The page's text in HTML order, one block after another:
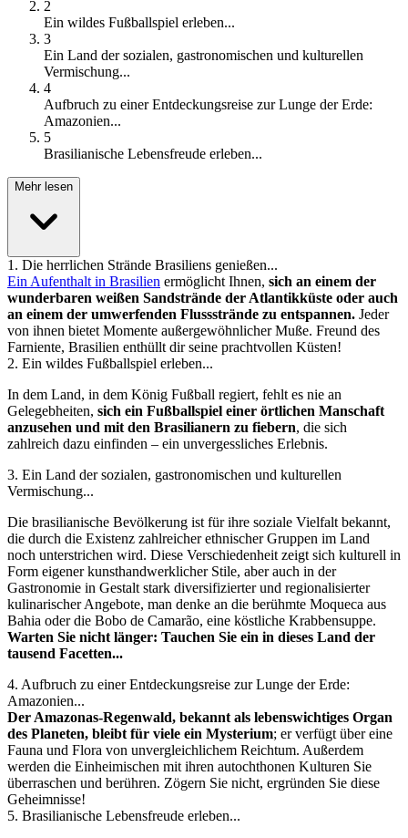
2
Ein wildes Fußballspiel erleben...
3
Ein Land der sozialen, gastronomischen und kulturellen
Vermischung...
4
Aufbruch zu einer Entdeckungsreise zur Lunge der Erde:
Amazonien...
5
Brasilianische Lebensfreude erleben...
Mehr lesen
1 . Die herrlichen Strände Brasiliens genießen...
Ein Aufenthalt in Brasilien ermöglicht Ihnen, sich an einem der
wunderbaren weißen Sandstrände der Atlantikküste oder auch
an einem der umwerfenden Flussstrände zu entspannen. Jeder
von ihnen bietet Momente außergewöhnlicher Muße. Freund des
Farniente, Brasilien enthüllt dir seine prachtvollen Küsten!
2. Ein wildes Fußballspiel erleben...
In dem Land, in dem König Fußball regiert, fehlt es nie an
Gelegebheiten, sich ein Fußballspiel einer örtlichen Manschaft
anzusehen und mit den Brasilianern zu fiebern, die sich
zahlreich dazu einfinden – ein unvergessliches Erlebnis.
3. Ein Land der sozialen, gastronomischen und kulturellen
Vermischung...
Die brasilianische Bevölkerung ist für ihre soziale Vielfalt bekannt,
die durch die Existenz zahlreicher ethnischer Gruppen im Land
noch unterstrichen wird. Diese Verschiedenheit zeigt sich kulturell in
Form eigener kunsthandwerklicher Stile, aber auch in der
Gastronomie in Gestalt stark diversifizierter und regionalisierter
kulinarischer Angebote, man denke an die berühmte Moqueca aus
Bahia oder die Bobo de Camarão, eine köstliche Krabbensuppe.
Warten Sie nicht länger: Tauchen Sie ein in dieses Land der
tausend Facetten...
4. Aufbruch zu einer Entdeckungsreise zur Lunge der Erde:
Amazonien...
Der Amazonas-Regenwald, bekannt als lebenswichtiges Organ
des Planeten, bleibt für viele ein Mysterium; er verfügt über eine
Fauna und Flora von unvergleichlichem Reichtum. Außerdem
werden die Einheimischen mit ihren autochthonen Kulturen Sie
überraschen und berühren. Zögern Sie nicht, ergründen Sie diese
Geheimnisse!
5. Brasilianische Lebensfreude erleben...